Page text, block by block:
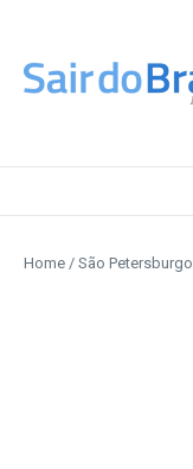
Home / São Petersburgo